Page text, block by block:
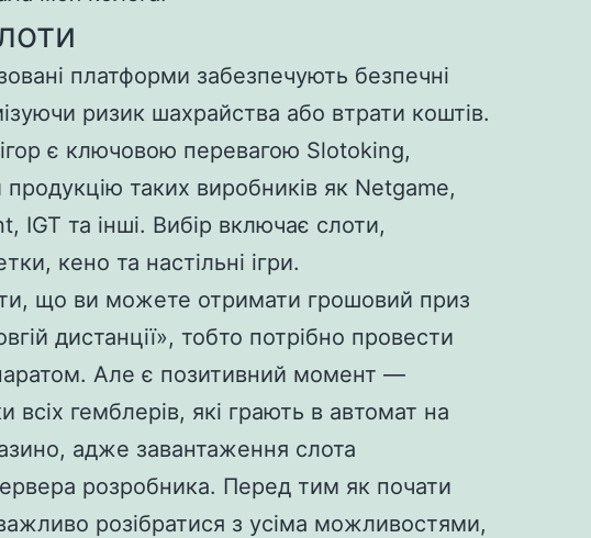
платформи забезпечують безпечні
ризик шахрайства або втрати коштів.
ігор є ключовою перевагою Slotoking,
таких виробників як Netgame,
IGT та інші. Вибір включає слоти,
кено та настільні ігри.
що ви можете отримати грошовий приз
дистанції», тобто потрібно провести
Але є позитивний момент —
всіх гемблерів, які грають в автомат на
адже завантаження слота
розробника. Перед тим як почати
розібратися з усіма можливостями,